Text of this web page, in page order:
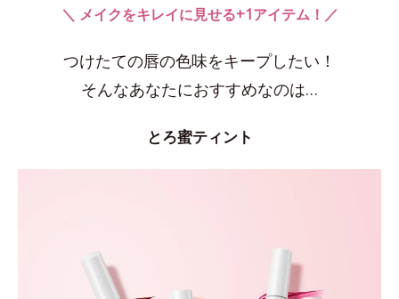
＼ メイクをキレイに見せる+1アイテム！／
つけたての唇の色味をキープしたい！
そんなあなたにおすすめなのは…
とろ蜜ティント